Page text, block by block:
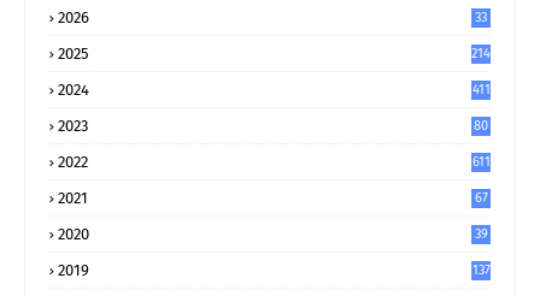
2026 33
2025 214
2024 411
2023
80
2022 611
2021
67
2020
39
2019 137